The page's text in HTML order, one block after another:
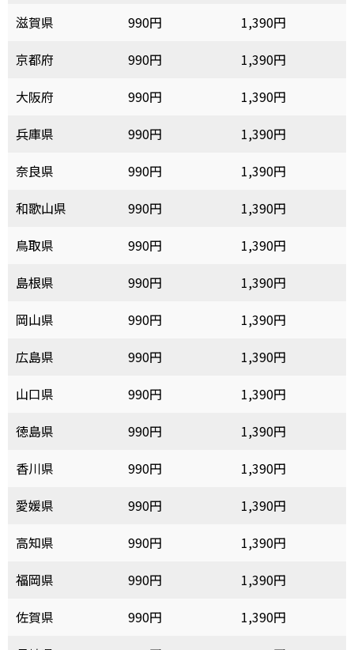
滋賀県
990円
1,390円
京都府
990円
1,390円
大阪府
990円
1,390円
兵庫県
990円
1,390円
奈良県
990円
1,390円
和歌山県
990円
1,390円
鳥取県
990円
1,390円
島根県
990円
1,390円
岡山県
990円
1,390円
広島県
990円
1,390円
山口県
990円
1,390円
徳島県
990円
1,390円
香川県
990円
1,390円
愛媛県
990円
1,390円
高知県
990円
1,390円
福岡県
990円
1,390円
佐賀県
990円
1,390円